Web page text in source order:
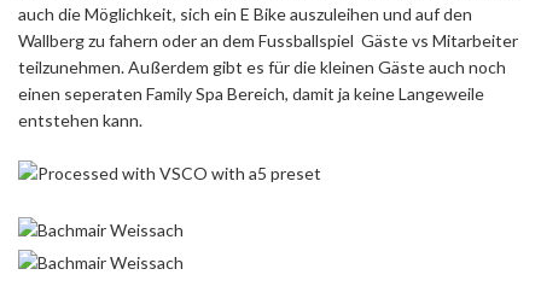
auch die Möglichkeit, sich ein E Bike auszuleihen und auf den
Wallberg zu fahern oder an dem Fussballspiel Gäste vs Mitarbeiter
teilzunehmen. Außerdem gibt es für die kleinen Gäste auch noch
einen seperaten Family Spa Bereich, damit ja keine Langeweile
entstehen kann.